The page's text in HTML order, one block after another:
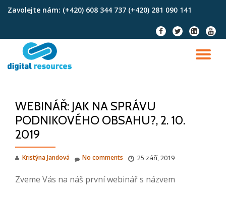
Zavolejte nám: (+420) 608 344 737 (+420) 281 090 141
fa-
facebook
fa-
twitter
fa-
linkedin-
square
fa-
WEBINÁŘ: JAK NA SPRÁVU
PODNIKOVÉHO OBSAHU?, 2. 10.
2019
Kristýna Jandová 25 září, 2019
No comments
Zveme Vás na náš první webinář s názvem